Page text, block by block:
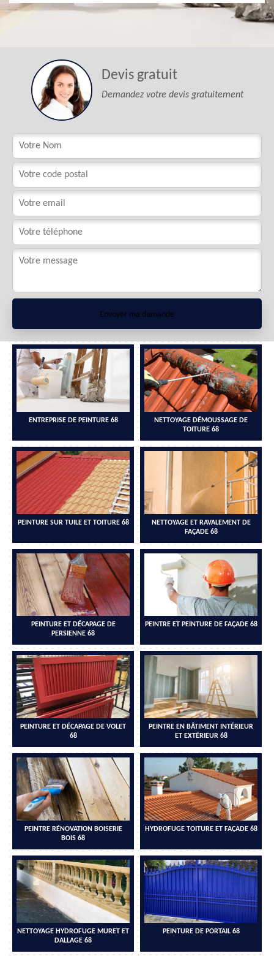
Devis gratuit
Demandez votre devis gratuitement
ENTREPRISE DE PEINTURE 68
NETTOYAGE DÉMOUSSAGE DE
TOITURE 68
PEINTURE SUR TUILE ET TOITURE 68
NETTOYAGE ET RAVALEMENT DE
FAÇADE 68
PEINTURE ET DÉCAPAGE DE
PERSIENNE 68
PEINTRE ET PEINTURE DE FAÇADE 68
PEINTURE ET DÉCAPAGE DE VOLET
68
PEINTRE EN BÂTIMENT INTÉRIEUR
ET EXTÉRIEUR 68
PEINTRE RÉNOVATION BOISERIE
BOIS 68
HYDROFUGE TOITURE ET FAÇADE 68
NETTOYAGE HYDROFUGE MURET ET
DALLAGE 68
PEINTURE DE PORTAIL 68